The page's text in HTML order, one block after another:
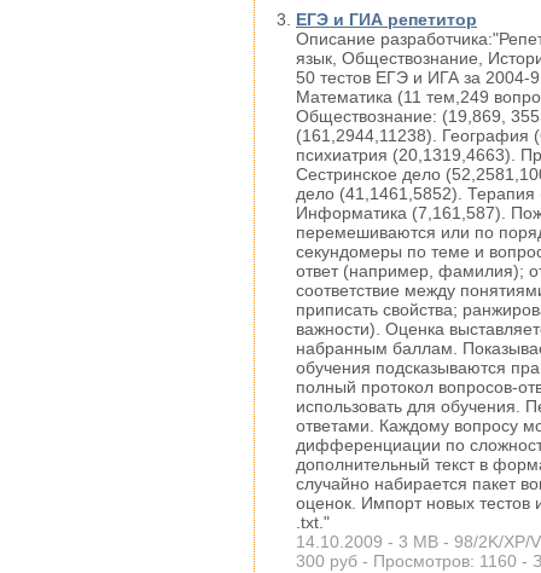
ЕГЭ и ГИА репетитор
Описание
язык, Обществознание,
50 тестов ЕГЭ и ИГА за 2004-
Математика (11 тем,249
Обществознание: (19,869,
(161,2944,11238). География
психиатрия (20,1319,4663).
Сестринское дело
дело (41,1461,5852).
Информатика (7,161,587).
перемешиваются или по
секундомеры по теме и
ответ (например, фамилия);
соответствие между
приписать свойства;
важности). Оценка
набранным баллам.
обучения подсказываются
полный протокол вопросов-
использовать для обучения.
ответами. Каждому вопросу
дифференциации по
дополнительный текст в
случайно набирается пакет
оценок. Импорт новых
.txt."
14.10.2009 - 3 MB - 98/2K/XP/
300 руб - Просмотров: 1160 -